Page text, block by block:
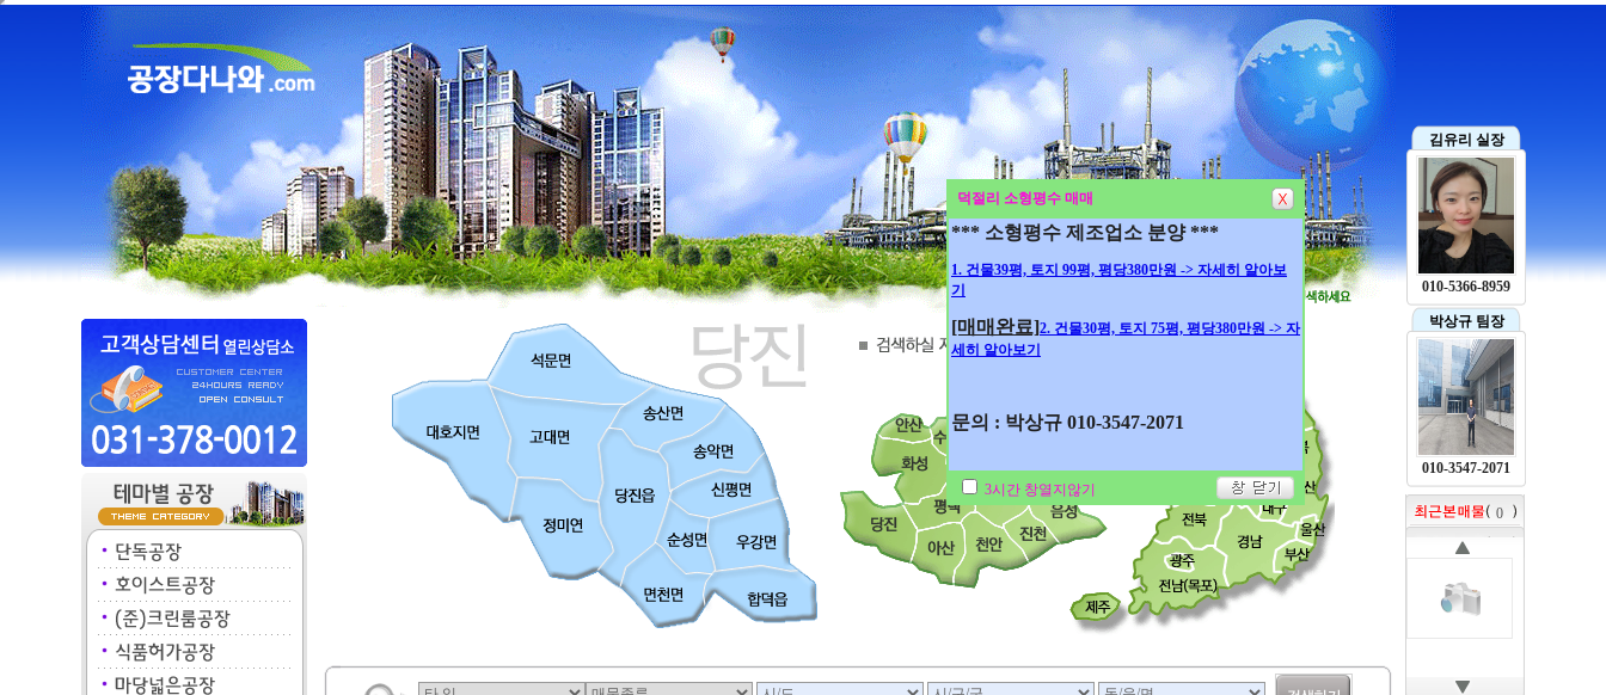
김유리 실장
010-5366-8959
박상규 팀장
010-3547-2071
0
덕절리 소형평수 매매
*** 소형평수 제조업소 분양 ***
1. 건물39평, 토지 99평, 평당380만원 -> 자세히 알아보
기
[매매완료]2. 건물30평, 토지 75평, 평당380만원 -> 자
세히 알아보기
문의 : 박상규 010-3547-2071
3시간 창열지않기